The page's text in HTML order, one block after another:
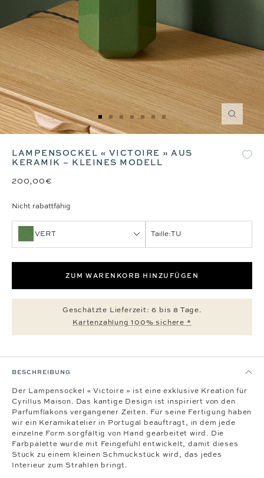
Zoom
Zur
Slide
gehen
Zur
Slide
gehen
Zur
Slide
gehen
Zur
Slide
gehen
Zur
Slide
gehen
Zur
Slide
gehen
Zur
Slide
gehen
LAMPENSOCKEL « VICTOIRE » AUS
KERAMIK – KLEINES MODELL
200,00€
Nicht rabattfähig
VERT Taille:TU
ZUM WARENKORB HINZUFÜGEN
Geschätzte Lieferzeit: 6 bis 8 Tage.
Kartenzahlung 100% sichere *
BESCHREIBUNG
Der Lampensockel « Victoire » ist eine exklusive Kreation für
Cyrillus Maison. Das kantige Design ist inspiriert von den
Parfumflakons vergangener Zeiten. Für seine Fertigung haben
wir ein Keramikatelier in Portugal beauftragt, in dem jede
einzelne Form sorgfältig von Hand gearbeitet wird. Die
Farbpalette wurde mit Feingefühl entwickelt, damit dieses
Stück zu einem kleinen Schmuckstück wird, das jedes
Interieur zum Strahlen bringt.